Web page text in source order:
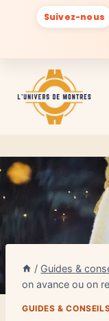
Suivez-nous
contenu
/ Guides &
on avance ou on
GUIDES &